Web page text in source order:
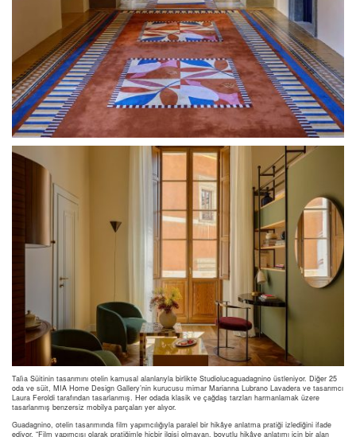
Talìa Süitinin tasarımını otelin kamusal alanlarıyla birlikte Studiolucaguadagnino üstleniyor. Diğer 25
oda ve süit, MIA Home Design Gallery’nin kurucusu mimar Marianna Lubrano Lavadera ve tasarımcı
Laura Feroldi tarafından tasarlanmış. Her odada klasik ve çağdaş tarzları harmanlamak üzere
tasarlanmış benzersiz mobilya parçaları yer alıyor.
Guadagnino, otelin tasarımında film yapımcılığıyla paralel bir hikâye anlatma pratiği izlediğini ifade
ediyor. “Film yapımcısı olarak pratiğimle hiçbir ilgisi olmayan, boyutlu hikâye anlatımı için bir alan